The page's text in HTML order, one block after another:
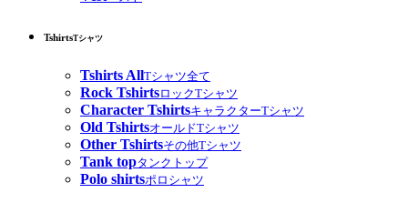
TshirtsTシャツ
Tshirts AllTシャツ全て
Rock TshirtsロックTシャツ
Character TshirtsキャラクターTシャツ
Old TshirtsオールドTシャツ
Other Tshirtsその他Tシャツ
Tank topタンクトップ
Polo shirtsポロシャツ